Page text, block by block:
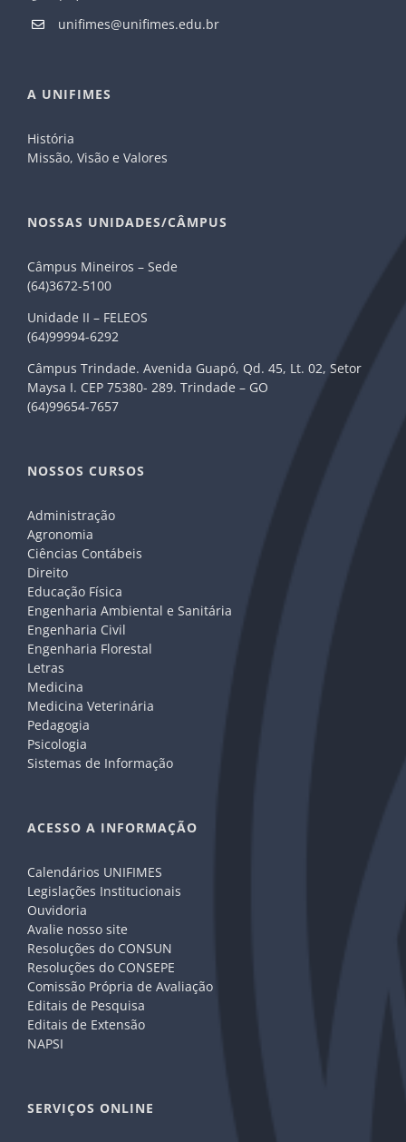
unifimes@unifimes.edu.br
A UNIFIMES
História
Missão, Visão e Valores
NOSSAS UNIDADES/CÂMPUS
Câmpus Mineiros – Sede
(64)3672-5100
Unidade II – FELEOS
(64)99994-6292
Câmpus Trindade. Avenida Guapó, Qd. 45, Lt. 02, Setor
Maysa I. CEP 75380- 289. Trindade – GO
(64)99654-7657
NOSSOS CURSOS
Administração
Agronomia
Ciências Contábeis
Direito
Educação Física
Engenharia Ambiental e Sanitária
Engenharia Civil
Engenharia Florestal
Letras
Medicina
Medicina Veterinária
Pedagogia
Psicologia
Sistemas de Informação
ACESSO A INFORMAÇÃO
Calendários UNIFIMES
Legislações Institucionais
Ouvidoria
Avalie nosso site
Resoluções do CONSUN
Resoluções do CONSEPE
Comissão Própria de Avaliação
Editais de Pesquisa
Editais de Extensão
NAPSI
SERVIÇOS ONLINE